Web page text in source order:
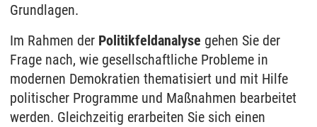
Grundlagen.
Im Rahmen der Politikfeldanalyse gehen Sie der
Frage nach, wie gesellschaftliche Probleme in
modernen Demokratien thematisiert und mit Hilfe
politischer Programme und Maßnahmen bearbeitet
werden. Gleichzeitig erarbeiten Sie sich einen